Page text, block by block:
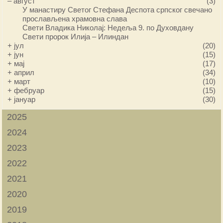
У манастиру Светог Стефана Деспота српског свечано
прослављена храмовна слава
Свети Владика Николај: Недеља 9. по Духовдану
Свети пророк Илија – Илиндан
+ јул
(20)
+ јун
(15)
+ мај
(17)
+април
(34)
+ март
(10)
+фебруар
(15)
+ јануар (30)
2025
2024
2023
2022
2021
2020
2019